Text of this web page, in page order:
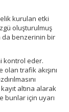
kurulan etki
oluşturulmuş
da benzerinin bir
kontrol eder.
trafik akışını
altına alarak
bunlar için uyarı